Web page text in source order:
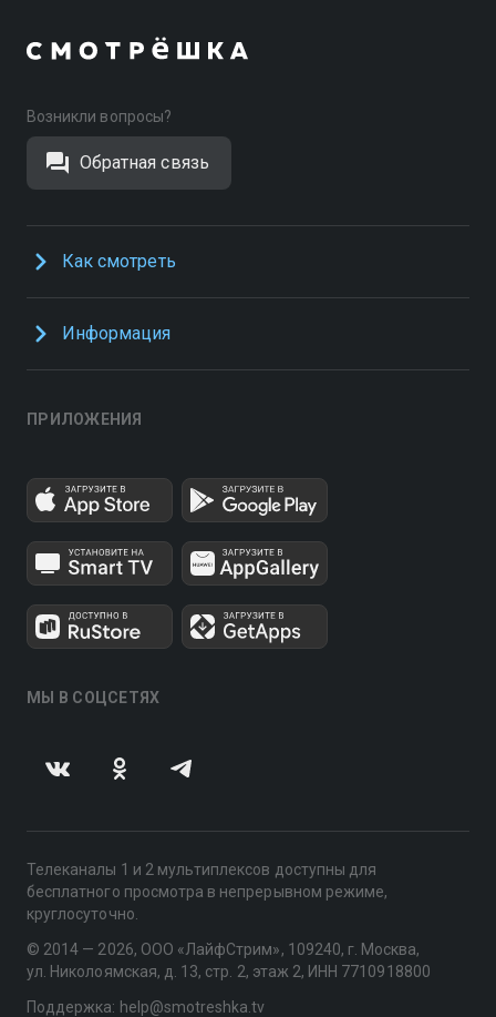
Возникли вопросы?
Обратная связь
Как смотреть
Информация
ПРИЛОЖЕНИЯ
МЫ В СОЦСЕТЯХ
Телеканалы 1 и 2 мультиплексов доступны для
бесплатного просмотра в непрерывном режиме,
круглосуточно.
© 2014 — 2026, ООО «ЛайфСтрим», 109240, г. Москва,
ул. Николоямская, д. 13, стр. 2, этаж 2, ИНН 7710918800
Поддержка: help@smotreshka.tv